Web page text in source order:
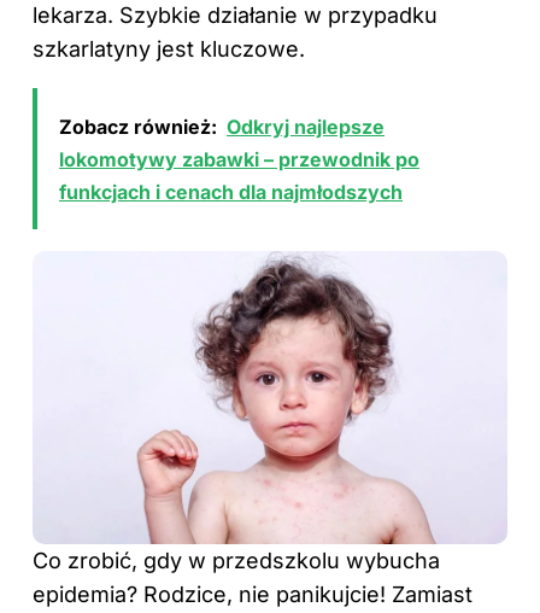
lekarza. Szybkie działanie w przypadku
szkarlatyny jest kluczowe.
Zobacz również: Odkryj najlepsze
lokomotywy zabawki – przewodnik po
funkcjach i cenach dla najmłodszych
Co zrobić, gdy w przedszkolu wybucha
epidemia? Rodzice, nie panikujcie! Zamiast